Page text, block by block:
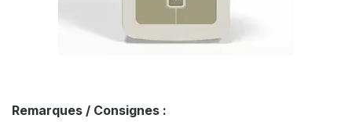
Remarques / Consignes :